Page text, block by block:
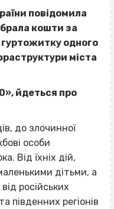
повідомила
кошти за
одного
міста
йдеться про
до злочинної
особи
Від їхніх дій,
дітьми, а
російських
південних регіонів